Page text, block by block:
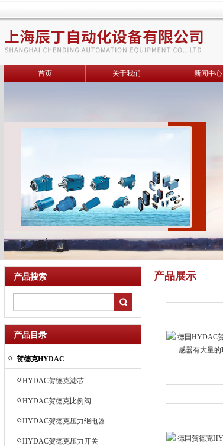
首页 关于我们 新闻中心
产品搜索
产品目录
贺德克HYDAC
HYDAC贺德克滤芯
HYDAC贺德克比例阀
HYDAC贺德克压力继电器
HYDAC贺德克压力开关
产品展示